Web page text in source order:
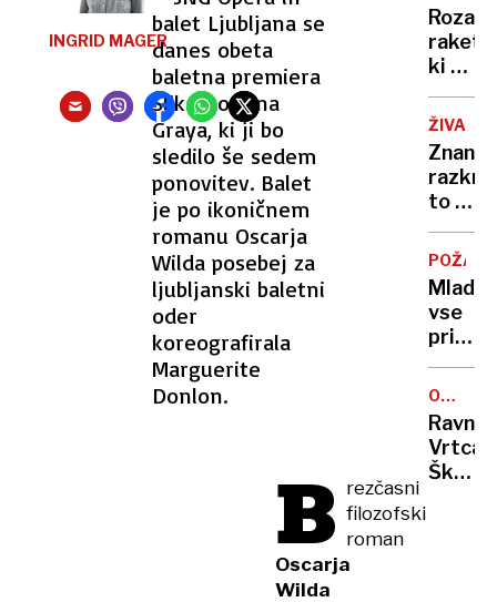
balet Ljubljana se
danes obeta
baletna premiera
Slika Doriana
Graya, ki ji bo
sledilo še sedem
ponovitev. Balet
je po ikoničnem
romanu Oscarja
Wilda posebej za
ljubljanski baletni
oder
koreografirala
Marguerite
Donlon.
INGRID MAGER
B rezčasni
filozofski
roman
Oscarja
Wilda
ladja
sadje
Roza
raketa,
ki se
je
Putin
boji:
polna
lahko
leti
3000
daleč
ŽIVALI
to je
pravi
razlog,
da
vas
vaša
mačka
gleda
POŽAR
vse
priznal:
smo
v
stavbo
nato
ODSTOP
Vrtca
Škofja